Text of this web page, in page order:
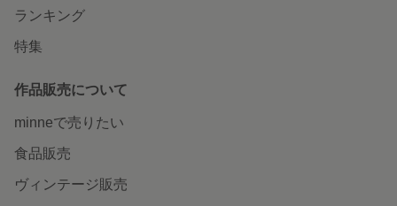
ランキング
特集
作品販売について
minneで売りたい
食品販売
ヴィンテージ販売